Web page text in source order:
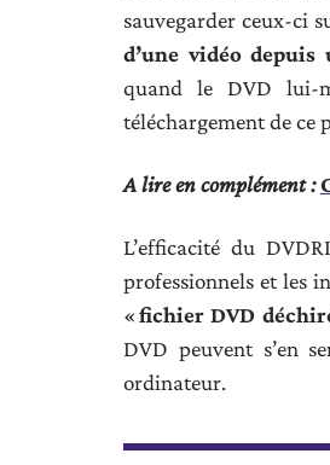
sauvegarder ceux-ci
d’une vidéo depuis
quand le DVD lui-
téléchargement de ce
A lire en complément :
L’efficacité du
professionnels et les
«fichier DVD
DVD peuvent s’en
ordinateur.